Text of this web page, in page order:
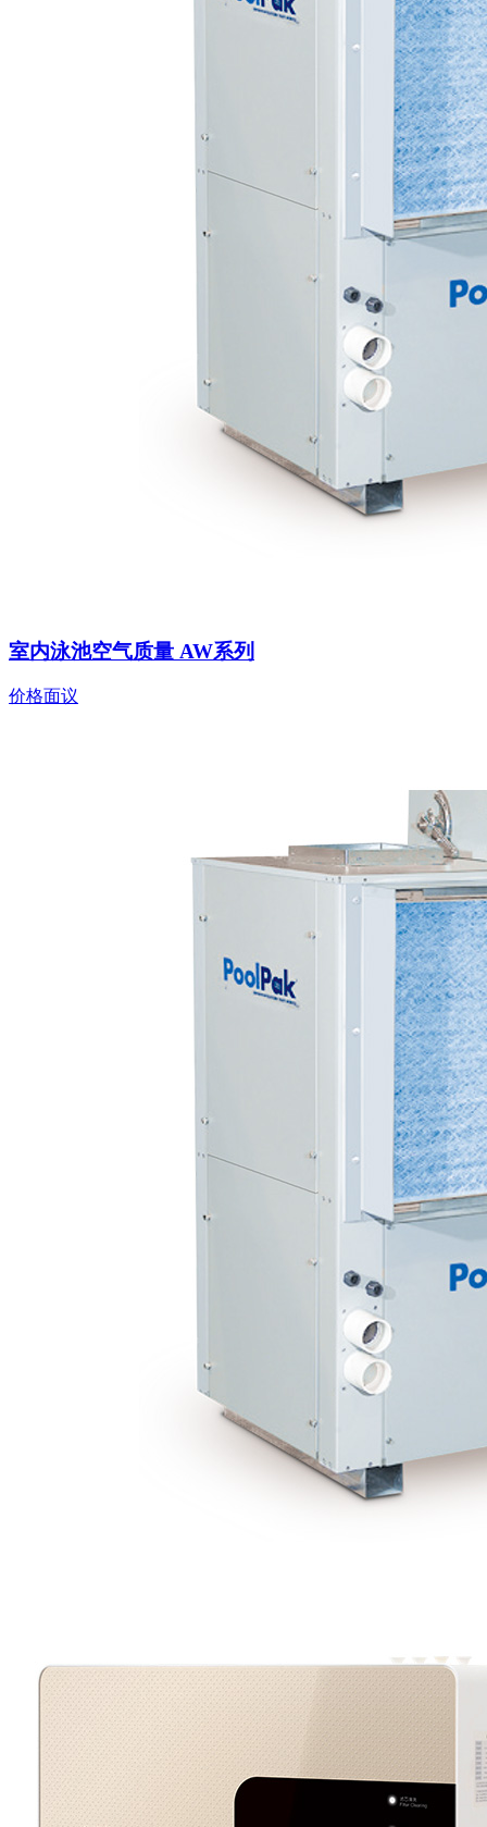
室内泳池空气质量 AW系列
价格面议